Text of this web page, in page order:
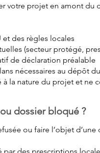
votre projet en amont
et des règles locales
(secteur protégé,
de déclaration préalable
nécessaires au dépôt
la nature du projet et ne
dossier bloqué ?
ou faire l’objet